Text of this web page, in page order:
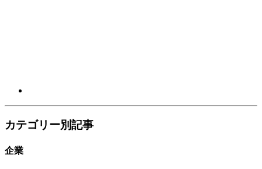
カテゴリー別記事
企業